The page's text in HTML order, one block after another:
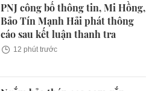
PNJ công bố thông tin, Mi Hồng,
Bảo Tín Mạnh Hải phát thông
cáo sau kết luận thanh tra
12 phút trước